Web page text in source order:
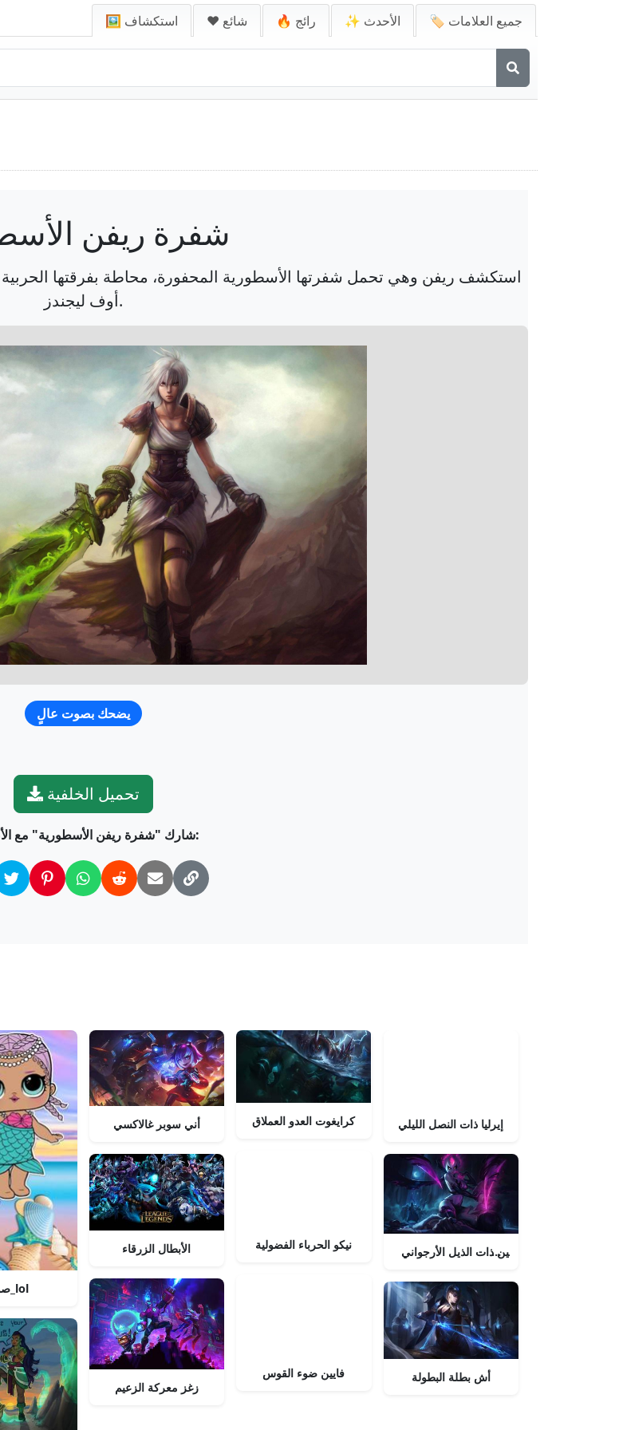
🖼️ استكشاف ❤️ شائع 🔥 رائج ✨ الأحدث 🏷️ جميع العلامات
شفرة ريفن
استكشف ريفن وهي تحمل شفرتها الأسطورية المحفورة، محاطة بفرقتها
أوف ليجندز.
يضحك بصوت عالٍ
تحميل الخلفية
شارك "شفرة ريفن الأسطورية" مع الأصدقاء:
صور_lol
أني سوبر غالاكسي
الأبطال الزرقاء
زغز معركة الزعيم
كرايغوت العدو العملاق
نيكو الحرباء الفضولية
فايين ضوء القوس
إيرليا ذات النصل الليلي
إيفلين ذات الذيل الأرجواني
أش بطلة البطولة